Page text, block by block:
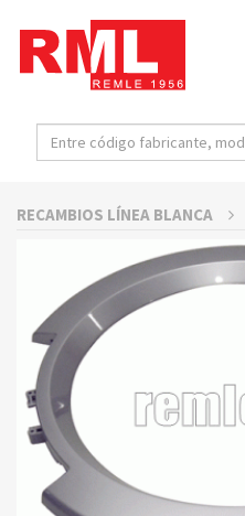
RECAMBIOS LÍNEA BLANCA